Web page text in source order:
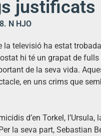
justificats
N HJO
la televisió ha estat
hi té un grapat de
de la seva vida.
en uns crims que
d’en Torkel,
la seva part, Sebastian